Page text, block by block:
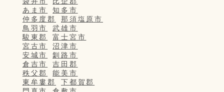
あま市
知多市
仲多度郡
那須塩原市
鳥羽市
武雄市
駿東郡
富士宮市
宮古市
沼津市
安城市
釧路市
倉吉市
吉田郡
秩父郡
能美市
東牟婁郡
下都賀郡